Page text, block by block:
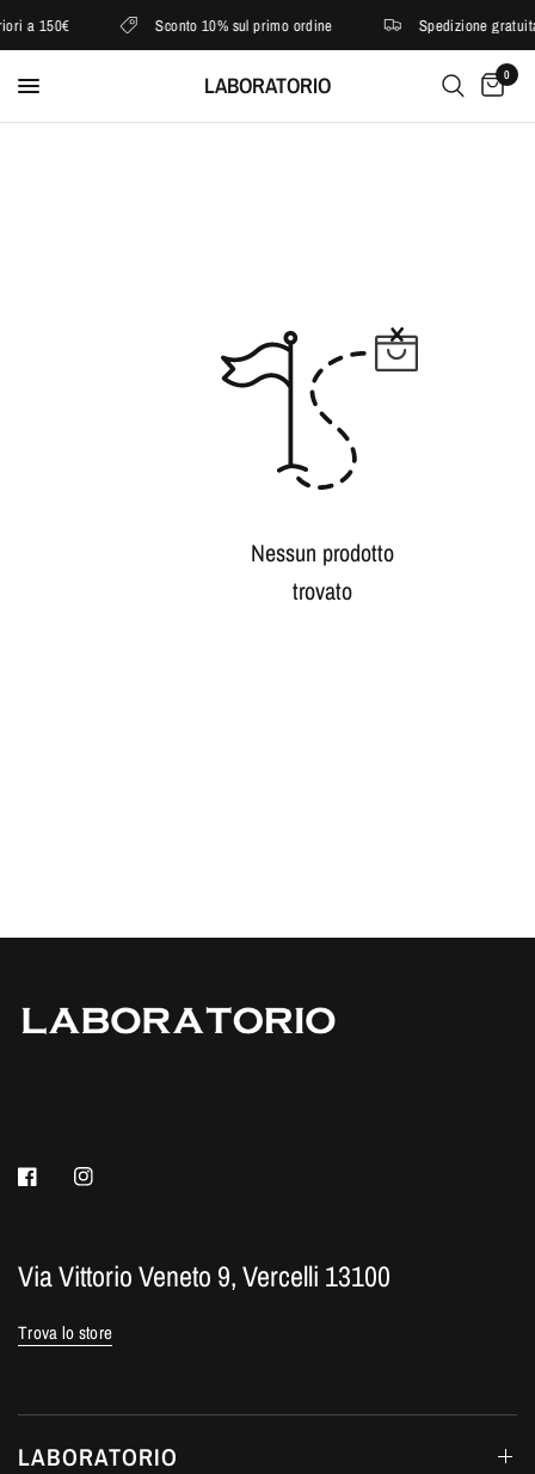
a 150€ Sconto 10% sul primo ordine Spedizione
LABORATORIO 0
Nessun prodotto
trovato
Via Vittorio Veneto 9, Vercelli 13100
Trova lo store
LABORATORIO